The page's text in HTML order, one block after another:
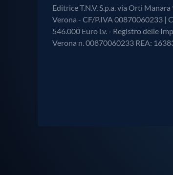
Editrice T.N.V. S.p.a. via Orti
Verona - CF/P.IVA 00870060233 |
546.000 Euro i.v. - Registro delle
Verona n. 00870060233 REA: